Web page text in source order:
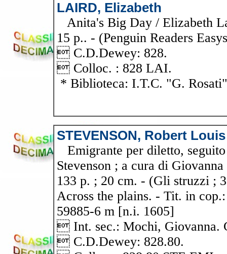
LAIRD, Elizabeth
Anita's Big Day / Elizabeth
15 p.. - (Penguin Readers
 C.D.Dewey: 828.
 Colloc. : 828 LAI.
* Biblioteca: I.T.C. "G. Rosati"
STEVENSON, Robert Louis
Emigrante per diletto,
Stevenson ; a cura di
133 p. ; 20 cm. - (Gli struzzi ;
Across the plains. - Tit. in
59885-6 m [n.i. 1605]
 Int. sec.: Mochi, Giovanna.
 C.D.Dewey: 828.80.